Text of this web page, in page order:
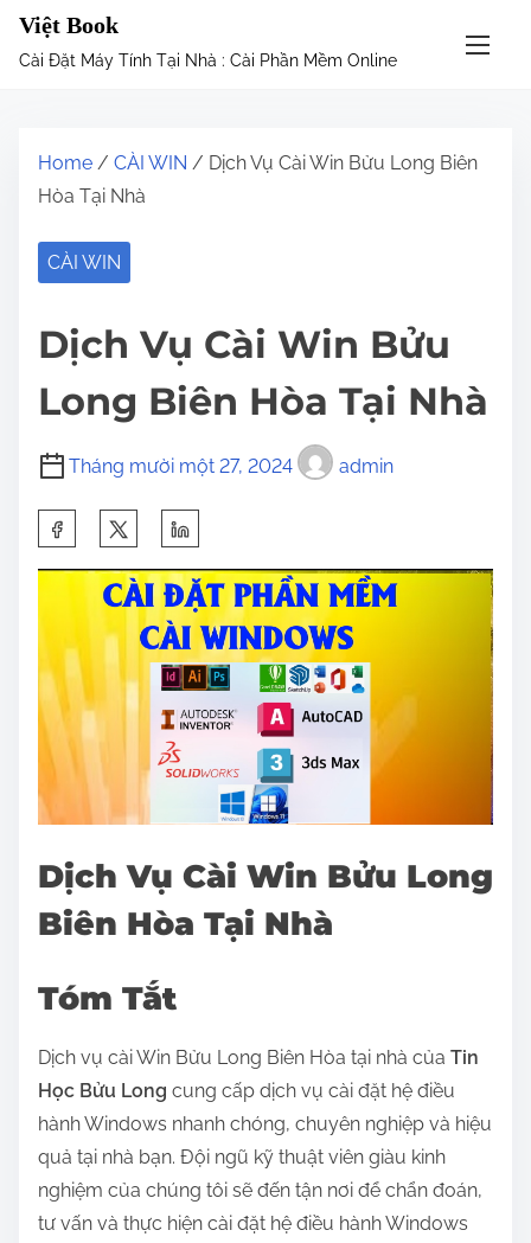
Việt Book
Cài Đặt Máy Tính Tại Nhà : Cài Phần Mềm Online
Home / CÀI WIN / Dịch Vụ Cài Win Bửu Long Biên
Hòa Tại Nhà
CÀI WIN
Dịch Vụ Cài Win Bửu
Long Biên Hòa Tại Nhà
Tháng mười một 27, 2024 admin
h
s
p
s
n
Dịch Vụ Cài Win Bửu Long
Biên Hòa Tại Nhà
Tóm Tắt
Dịch vụ cài Win Bửu Long Biên Hòa tại nhà của Tin
Học Bửu Long cung cấp dịch vụ cài đặt hệ điều
hành Windows nhanh chóng, chuyên nghiệp và hiệu
quả tại nhà bạn. Đội ngũ kỹ thuật viên giàu kinh
nghiệm của chúng tôi sẽ đến tận nơi để chẩn đoán,
tư vấn và thực hiện cài đặt hệ điều hành Windows